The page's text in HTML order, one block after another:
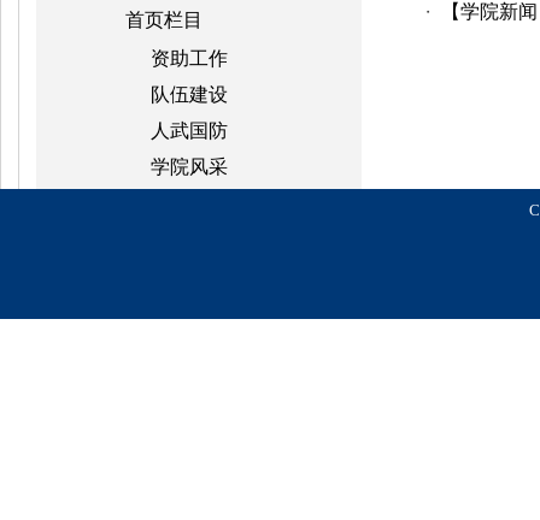
首页栏目
资助工作
队伍建设
人武国防
学院风采
・ 【学院新